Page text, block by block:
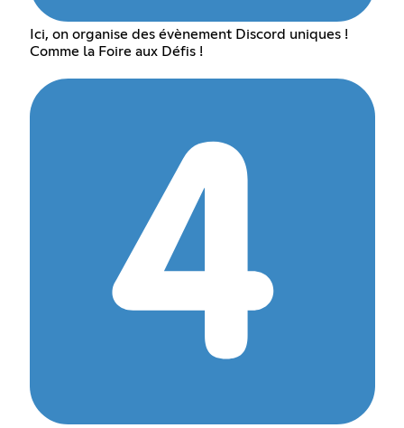
Ici, on organise des évènement Discord uniques !
Comme la Foire aux Défis !